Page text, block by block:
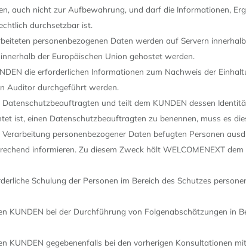
auch nicht zur Aufbewahrung, und darf die Informationen,
durchsetzbar ist.
personenbezogenen Daten werden auf Servern
der Europäischen Union gehostet werden.
die erforderlichen Informationen zum Nachweis der
Auditor durchgeführt werden.
Datenschutzbeauftragten und teilt dem KUNDEN dessen
ist, einen Datenschutzbeauftragten zu benennen, muss es
personenbezogener Daten befugten Personen
informieren. Zu diesem Zweck hält WELCOMENEXT
Schulung der Personen im Bereich des Schutzes
KUNDEN bei der Durchführung von Folgenabschätzungen
KUNDEN gegebenenfalls bei den vorherigen Konsultationen